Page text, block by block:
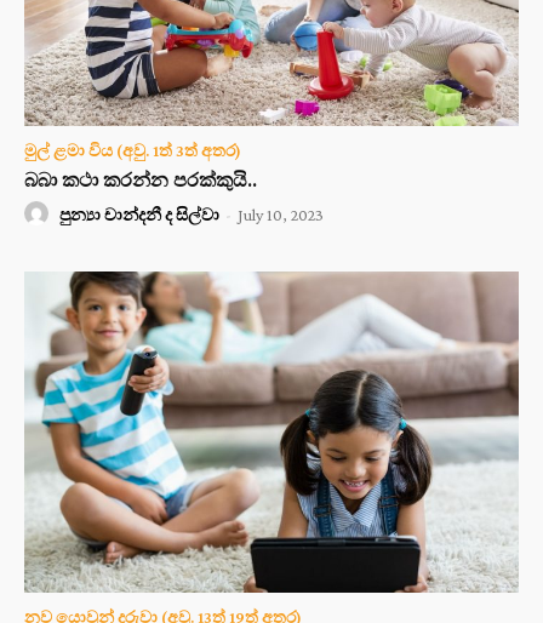
මුල් ළමා විය (අවු. 1ත් 3ත් අතර)
බබා කථා කරන්න පරක්කුයි..
පුන්‍යා චාන්දනී ද සිල්වා - July 10, 2023
නව යොවුන් දරුවා (අවු. 13ත් 19ත් අතර)